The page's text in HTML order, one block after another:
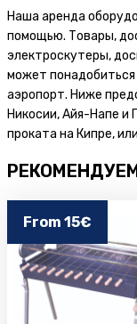
Наша аренда
помощью. Товары,
электроскутеры,
может
аэропорт. Ниже
Никосии, Айя-Напе и
проката на Кипре,
From 15€